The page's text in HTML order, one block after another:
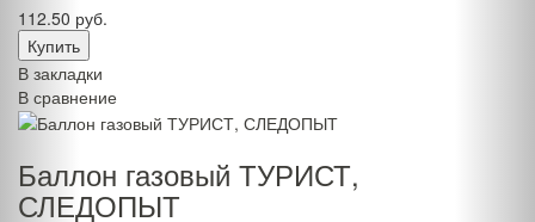
112.50 руб.
В закладки
В сравнение
Баллон газовый ТУРИСТ,
СЛЕДОПЫТ